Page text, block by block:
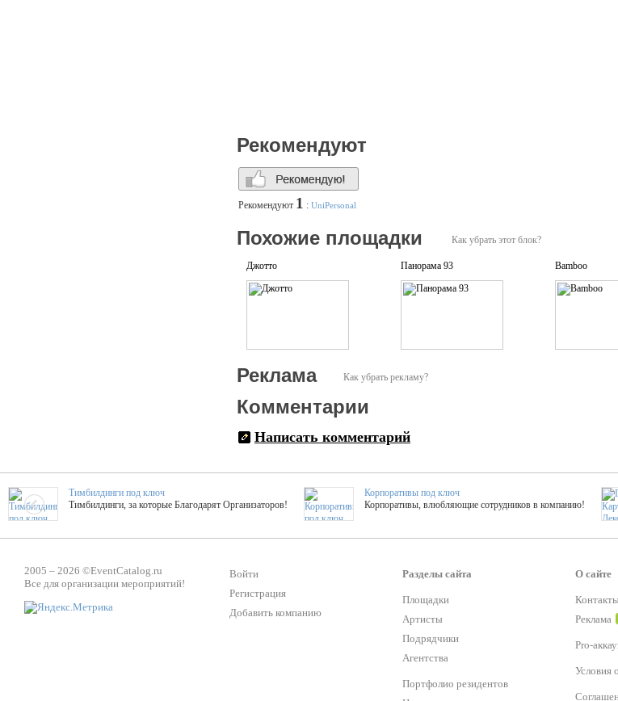
Рекомендуют
Рекомендуют 1 : UniPersonal
Как убрать этот блок?
Похожие площадки
Джотто Панорама 93 Bamboo
Как убрать рекламу?
Реклама
Комментарии
Написать комментарий
Тимбилдинги под ключ
Тимбилдинги, за которые Благодарят Организаторов!
Корпоративы под ключ
Корпоративы, влюбляющие сотрудников в компанию!
ТОПовые мастер-классы на мероприятие! Гибкие цены!
ShowTex - Декор и Ди
Мастер-классы
ТОП 25 активностей! Смета за 15 минут!
Каждый второй заказ контента со скидкой в 15%
2005 – 2026 ©EventCatalog.ru
Все для организации мероприятий!
Войти
Регистрация
Добавить компанию
Разделы сайта
Площадки
Артисты
Подрядчики
Агентства
Портфолио резидентов
О сайте
Контакты
Реклама
Pro-
Условия